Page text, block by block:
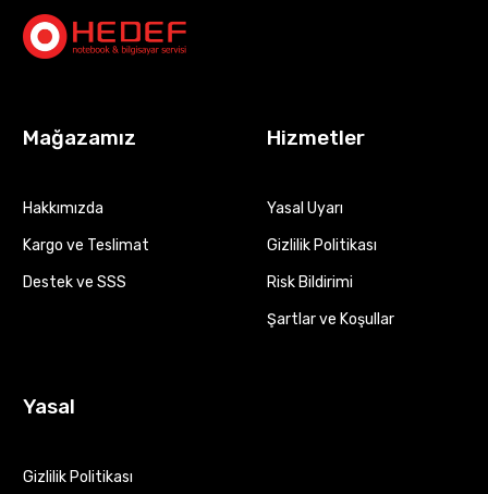
Mağazamız
Hakkımızda
Kargo ve Teslimat
Destek ve SSS
Hizmetler
Yasal Uyarı
Gizlilik Politikası
Risk Bildirimi
Şartlar ve Koşullar
Yasal
Gizlilik Politikası